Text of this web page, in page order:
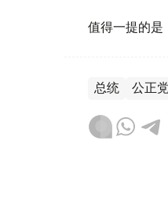
值得一提的是
总统 公正党